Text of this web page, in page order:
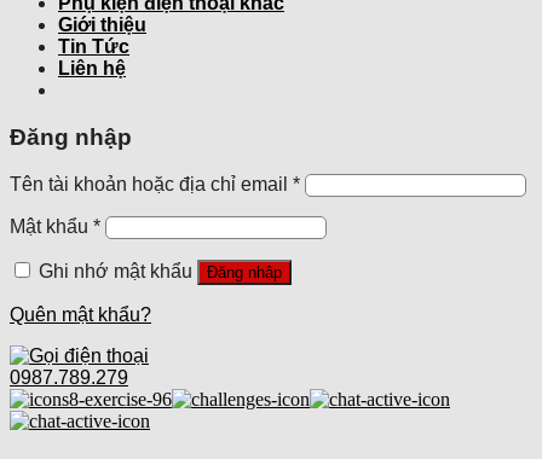
Giới thiệu
Tin Tức
Liên hệ
Đăng nhập
Tên tài khoản hoặc địa chỉ email *
Mật khẩu *
Ghi nhớ mật khẩu Đăng nhập
Quên mật khẩu?
0987.789.279